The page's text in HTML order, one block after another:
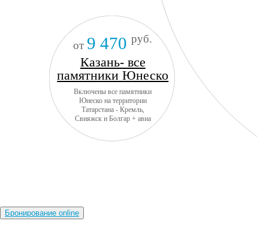
от 9 470руб.
Казань- все
памятники Юнеско
Включены все памятники
Юнеско на территории
Татарстана - Кремль,
Свияжск и Болгар + авиа
Бронирование online